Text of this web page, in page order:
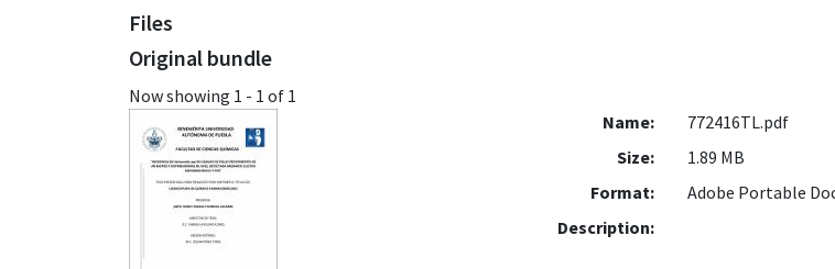
Files
Original bundle
Now showing 1 - 1 of 1
Name:
772416TL.pdf
Size:
1.89 MB
Format:
Adobe Portable
Description: